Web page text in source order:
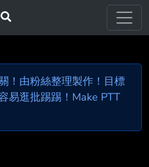
！由粉絲整理製作！目標
易逛批踢踢！Make PTT